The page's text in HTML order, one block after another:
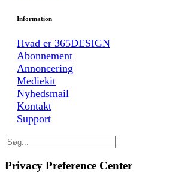
Information
Hvad er 365DESIGN
Abonnement
Annoncering
Mediekit
Nyhedsmail
Kontakt
Support
Privacy Preference Center